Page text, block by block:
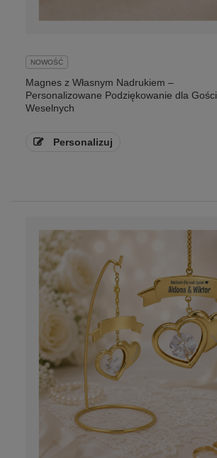
NOWOŚĆ
Magnes z Własnym Nadrukiem –
Personalizowane Podziękowanie dla Gości
Weselnych
Personalizuj